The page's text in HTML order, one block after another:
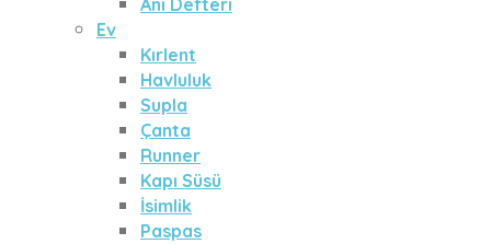
Anı Defteri
Ev
Kırlent
Havluluk
Supla
Çanta
Runner
Kapı Süsü
İsimlik
Paspas